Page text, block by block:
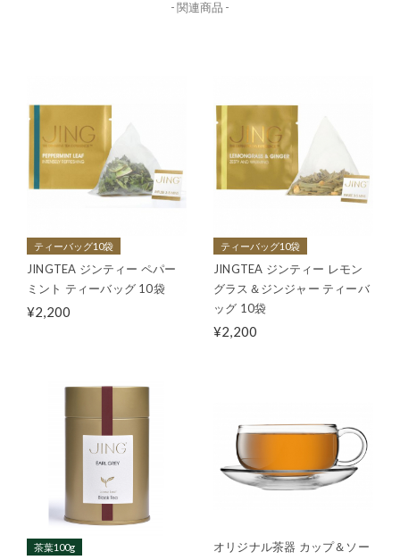
- 関連商品 -
ティーバッグ10袋
JINGTEA ジンティー ペパー
ミント ティーバッグ 10袋
¥2,200
ティーバッグ10袋
JINGTEA ジンティー レモン
グラス＆ジンジャー ティーバ
ッグ 10袋
¥2,200
茶葉100g
オリジナル茶器 カップ＆ソー